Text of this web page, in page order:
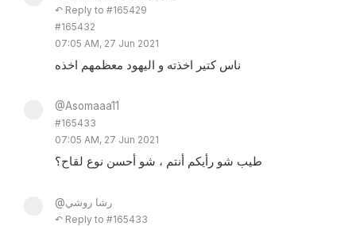
↶ Reply to #165429
#165432
07:05 AM, 27 Jun 2021
ناس كتير اخذته و اليهود معظمهم اخذه
@Asomaaa11
#165433
07:05 AM, 27 Jun 2021
طيب شو رأيكم أنتم ، شو أحسن نوع لقاح؟
@رشا روشي
↶ Reply to #165433